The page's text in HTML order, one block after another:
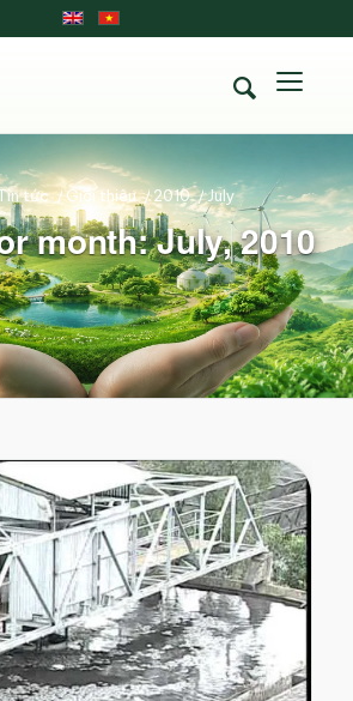
month: July, 2010
tức /Giới thiệu /2010 /July